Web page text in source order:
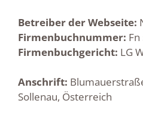
Betreiber der Webseite:
Firmenbuchnummer:
Firmenbuchgericht: LG
Anschrift:
Sollenau, Österreich